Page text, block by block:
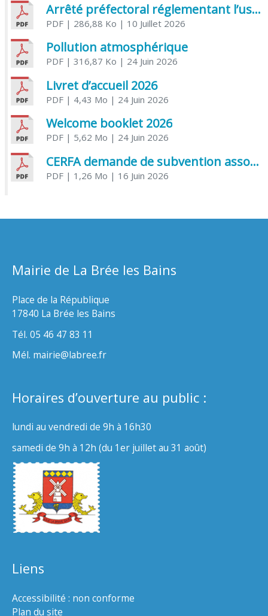
Arrêté préfectoral réglementant l’usage de l’eau
PDF| 286,88 Ko | 10 Juillet 2026
Pollution atmosphérique
PDF| 316,87 Ko | 24 Juin 2026
Livret d’accueil 2026
PDF| 4,43 Mo | 24 Juin 2026
Welcome booklet 2026
PDF| 5,62 Mo | 24 Juin 2026
CERFA demande de subvention association
PDF| 1,26 Mo | 16 Juin 2026
Mairie de La Brée les Bains
Place de la République
17840 La Brée les Bains
Tél. 05 46 47 83 11
Mél. mairie@labree.fr
Horaires d’ouverture au public :
lundi au vendredi de 9h à 16h30
samedi de 9h à 12h (du 1er juillet au 31 août)
Liens
Accessibilité : non conforme
Plan du site